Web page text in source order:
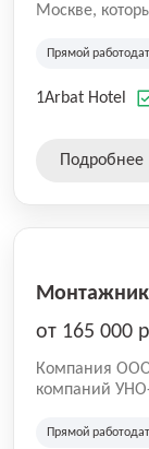
Москве,
Семеновская,
Прямой
1Arbat Hotel
Подробнее
Монтажник
от 165 000
Компания ООО
компаний
работаем на
Прямой